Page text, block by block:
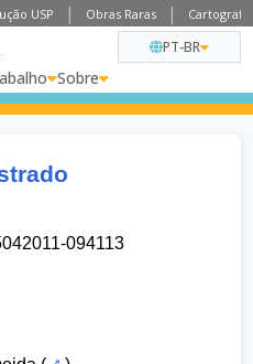
USP Obras Raras
Sobre
PT-BR
094113